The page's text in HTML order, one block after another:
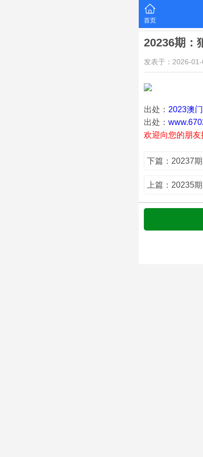
首页
20236期：
发表于：2026-
出处： 2023澳
出处：
欢迎向您的朋友
下篇：20237
上篇：20235